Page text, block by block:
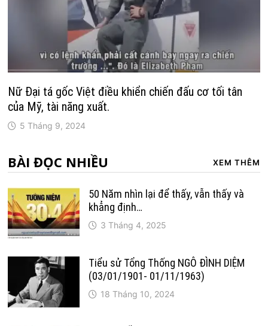
Nữ Đại tá gốc Việt điều khiển chiến đấu cơ tối tân
của Mỹ, tài năng xuất.
5 Tháng 9, 2024
BÀI ĐỌC NHIỀU XEM THÊM
50 Năm nhìn lại để thấy, vẫn thấy và
khẳng định…
3 Tháng 4, 2025
Tiểu sử Tổng Thống NGÔ ĐÌNH DIỆM
(03/01/1901- 01/11/1963)
18 Tháng 10, 2024